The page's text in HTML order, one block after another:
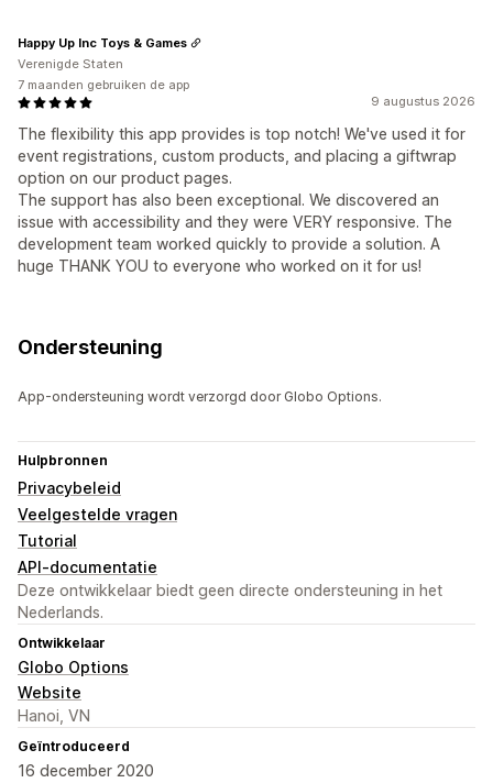
9 augustus 2026
The flexibility this app provides is top notch! We've used it for
event registrations, custom products, and placing a giftwrap
option on our product pages.
The support has also been exceptional. We discovered an
issue with accessibility and they were VERY responsive. The
development team worked quickly to provide a solution. A
huge THANK YOU to everyone who worked on it for us!
Happy Up Inc Toys & Games
Verenigde Staten
7 maanden gebruiken de app
Ondersteuning
App-ondersteuning wordt verzorgd door Globo Options.
Hulpbronnen
Privacybeleid
Veelgestelde vragen
Tutorial
API-documentatie
Deze ontwikkelaar biedt geen directe ondersteuning in het
Nederlands.
Ontwikkelaar
Globo Options
Website
Hanoi, VN
Geïntroduceerd
16 december 2020